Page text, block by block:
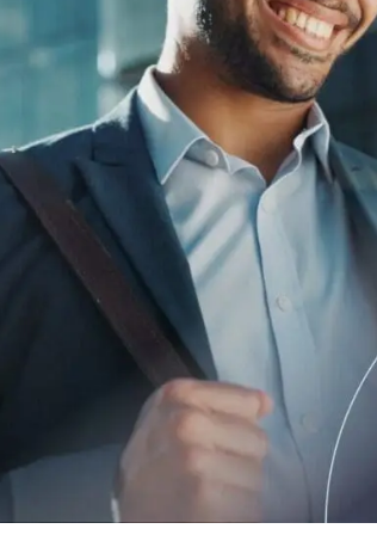
di
e la
Notify
Recapito certificato
Trasforma SMS, email e notifiche in
comunicazioni con valore legale con
SERCQ
Posta Elettronica Certificata
Invia e-mail col valore legale di una
raccomandata con Namirial PEC
Multi QTSP
La nostra soluzione per la
Resilience